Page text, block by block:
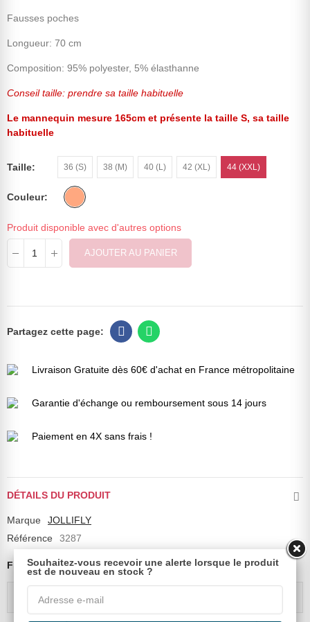
Fausses poches
Longueur: 70 cm
Composition: 95% polyester, 5% élasthanne
Conseil taille: prendre sa taille habituelle
Le mannequin mesure 165cm et présente la taille S, sa taille
habituelle
Taille 36 (S) 38 (M) 40 (L) 42 (XL) 44 (XXL)
Couleur
Produit disponible avec d'autres options
AJOUTER AU PANIER
Livraison Gratuite dès 60€ d'achat en France métropolitaine
Garantie d'échange ou remboursement sous 14 jours
Paiement en 4X sans frais !
DÉTAILS DU PRODUIT
Marque
JOLLIFLY
Référence
3287
Fiche technique
Composition
Souhaitez-vous recevoir une alerte lorsque le produit
est de nouveau en stock ?